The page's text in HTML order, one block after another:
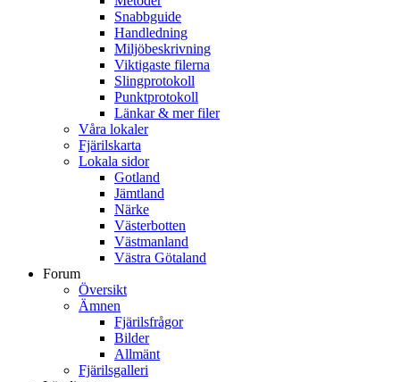
Snabbguide
Handledning
Miljöbeskrivning
Viktigaste filerna
Slingprotokoll
Punktprotokoll
Länkar & mer filer
Våra lokaler
Fjärilskarta
Lokala sidor
Gotland
Jämtland
Närke
Västerbotten
Västmanland
Västra Götaland
Forum
Översikt
Ämnen
Fjärilsfrågor
Bilder
Allmänt
Fjärilsgalleri